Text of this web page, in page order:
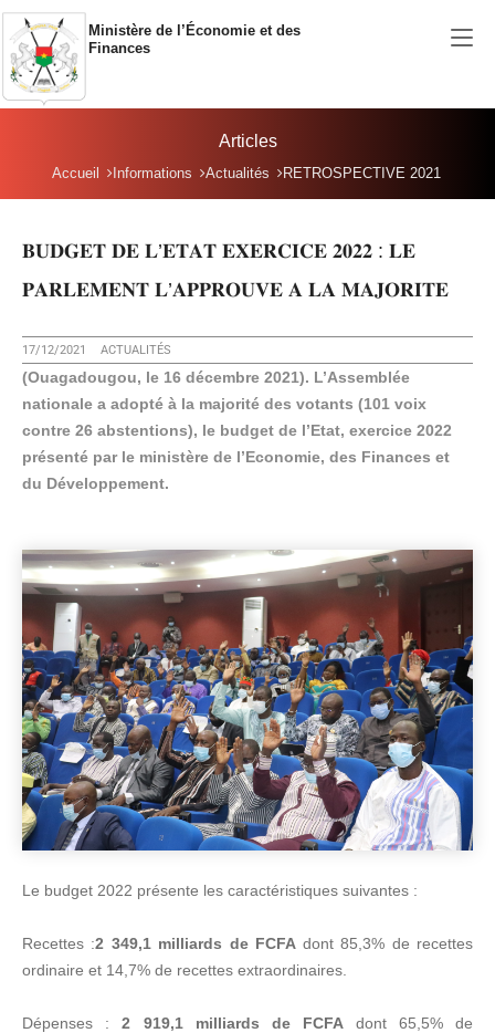
Aller au contenu principal
Ministère de l’Économie et des
Finances
Articles
Vous êtes ici:
Accueil Informations Actualités RETROSPECTIVE 2021
𝐁𝐔𝐃𝐆𝐄𝐓 𝐃𝐄 𝐋’𝐄𝐓𝐀𝐓 𝐄𝐗𝐄𝐑𝐂𝐈𝐂𝐄 𝟐𝟎𝟐𝟐 : 𝐋𝐄
𝐏𝐀𝐑𝐋𝐄𝐌𝐄𝐍𝐓 𝐋’𝐀𝐏𝐏𝐑𝐎𝐔𝐕𝐄 𝐀 𝐋𝐀 𝐌𝐀𝐉𝐎𝐑𝐈𝐓𝐄
17/12/2021 ACTUALITÉS
(Ouagadougou, le 16 décembre 2021). L’Assemblée
nationale a adopté à la majorité des votants (101 voix
contre 26 abstentions), le budget de l’Etat, exercice 2022
présenté par le ministère de l’Economie, des Finances et
du Développement.
Le budget 2022 présente les caractéristiques suivantes :
Recettes :2 349,1 milliards de FCFA dont 85,3% de recettes
ordinaire et 14,7% de recettes extraordinaires.
Dépenses : 2 919,1 milliards de FCFA dont 65,5% de